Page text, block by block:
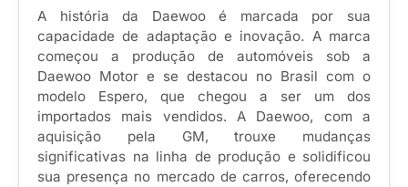
A história da Daewoo é marcada por sua
capacidade de adaptação e inovação. A marca
começou a produção de automóveis sob a
Daewoo Motor e se destacou no Brasil com o
modelo Espero, que chegou a ser um dos
importados mais vendidos. A Daewoo, com a
aquisição pela GM, trouxe mudanças
significativas na linha de produção e solidificou
sua presença no mercado de carros, oferecendo